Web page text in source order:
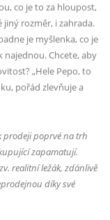
co je to za hloupost,
jiný rozměr, i zahrada.
je myšlenka, co je
Chcete, aby
„Hele Pepo, to
pořád zlevňuje a
prodeji poprvé na trh
zapamatují.
realitní ležák, zdánlivě
díky své